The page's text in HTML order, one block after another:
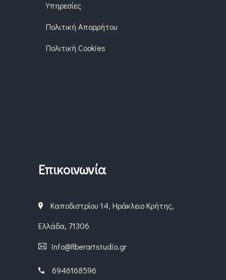
Υπηρεσίες
Πολιτική Απορρήτου
Πολιτική Cookies
Επικοινωνία
Καποδιστρίου 14, Ηράκλειο Κρήτης,
Ελλάδα, 71306
info@fiberartstudio.gr
6946168596